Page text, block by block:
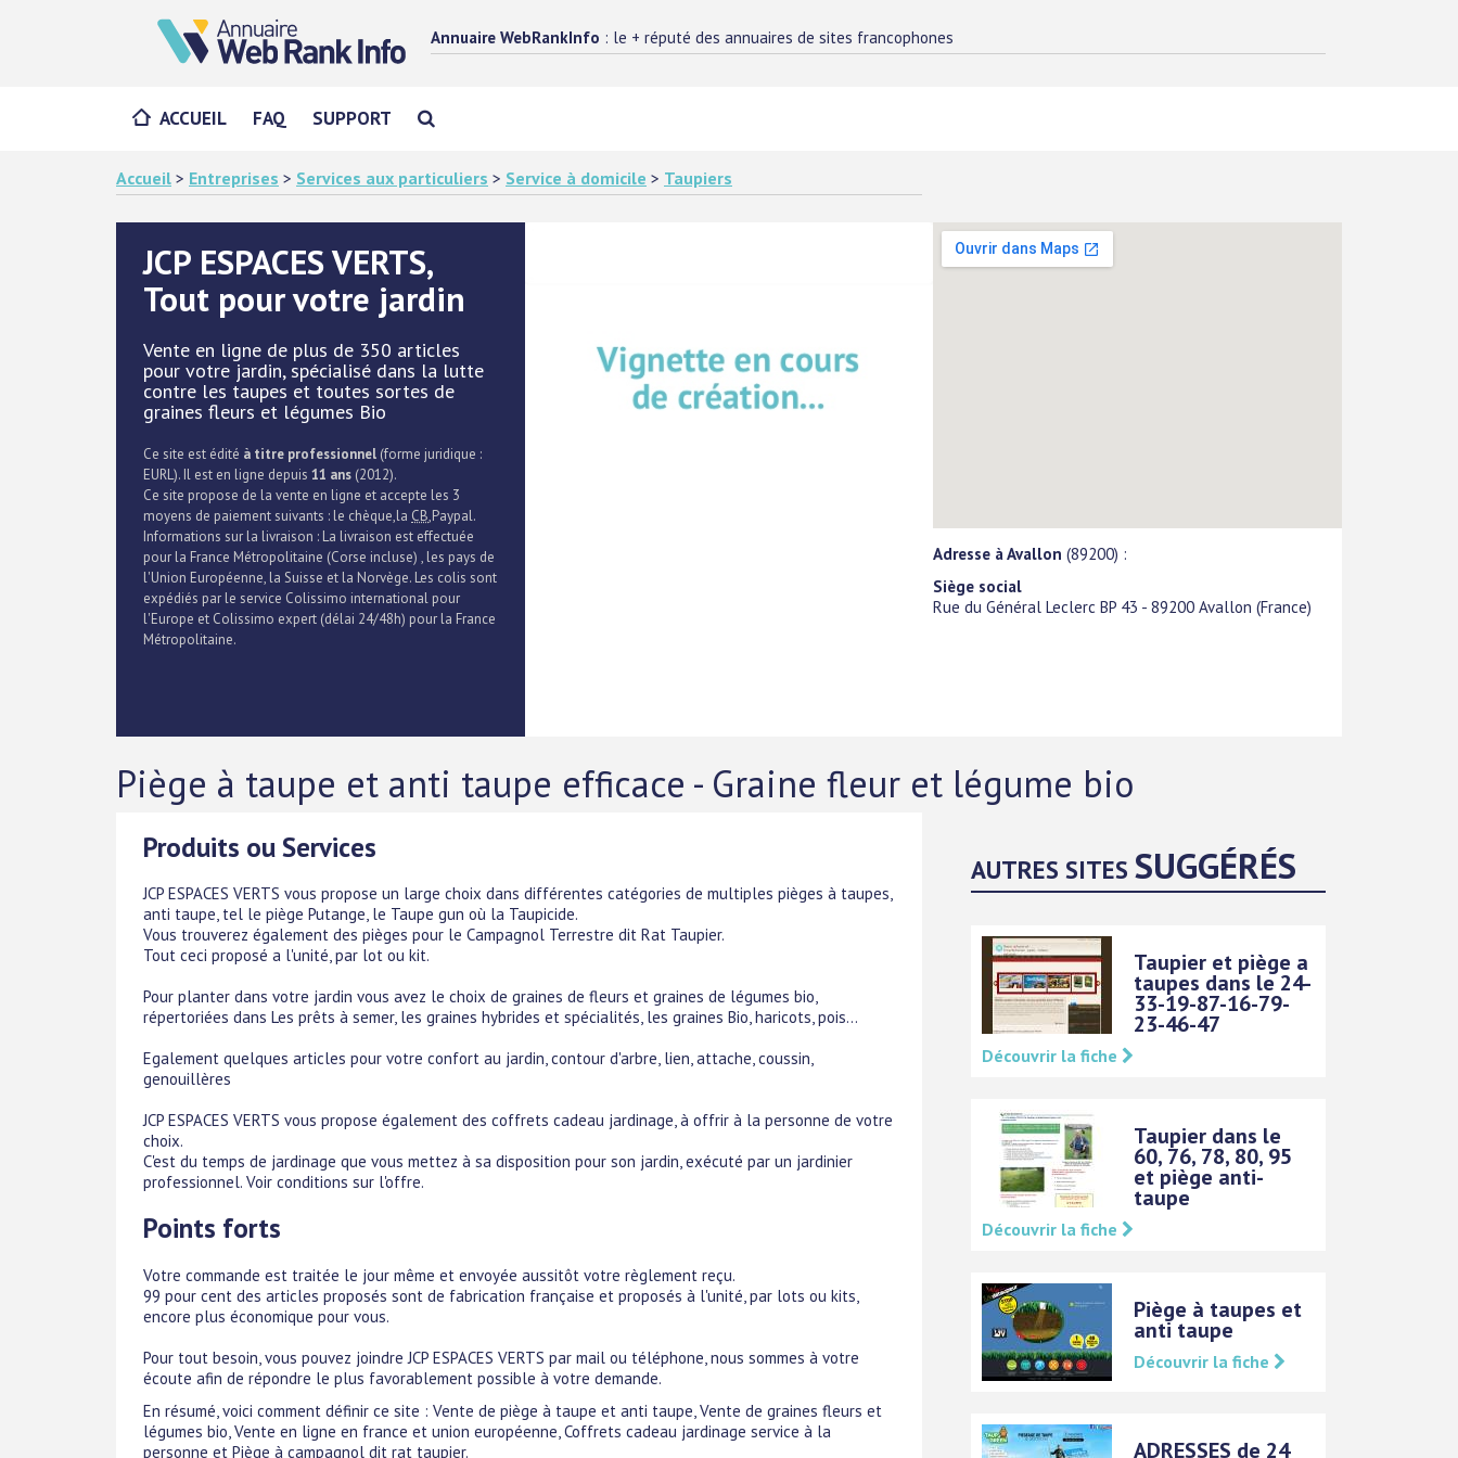
Annuaire WebRankInfo : le + réputé des annuaires de sites francophones
ACCUEIL FAQ SUPPORT
Accueil > Entreprises > Services aux particuliers > Service à domicile > Taupiers
JCP ESPACES VERTS,
Tout pour votre jardin
Vente en ligne de plus de 350 articles
pour votre jardin, spécialisé dans la lutte
contre les taupes et toutes sortes de
graines fleurs et légumes Bio
Ce site est édité à titre professionnel (forme juridique :
EURL). Il est en ligne depuis 11 ans (2012).
Ce site propose de la vente en ligne et accepte les 3
moyens de paiement suivants : le chèque,la CB,Paypal.
Informations sur la livraison : La livraison est effectuée
pour la France Métropolitaine (Corse incluse) , les pays de
l'Union Européenne, la Suisse et la Norvège. Les colis sont
expédiés par le service Colissimo international pour
l'Europe et Colissimo expert (délai 24/48h) pour la France
Métropolitaine.
Adresse à Avallon (89200) :
Siège social
Rue du Général Leclerc BP 43 -89200 Avallon (France)
Piège à taupe et anti taupe efficace - Graine fleur et légume bio
Produits ou Services
JCP ESPACES VERTS vous propose un large choix dans différentes catégories de multiples pièges à taupes,
anti taupe, tel le piège Putange, le Taupe gun où la Taupicide.
Vous trouverez également des pièges pour le Campagnol Terrestre dit Rat Taupier.
Tout ceci proposé a l'unité, par lot ou kit.
Pour planter dans votre jardin vous avez le choix de graines de fleurs et graines de légumes bio,
répertoriées dans Les prêts à semer, les graines hybrides et spécialités, les graines Bio, haricots, pois...
Egalement quelques articles pour votre confort au jardin, contour d'arbre, lien, attache, coussin,
genouillères
JCP ESPACES VERTS vous propose également des coffrets cadeau jardinage, à offrir à la personne de votre
choix.
C'est du temps de jardinage que vous mettez à sa disposition pour son jardin, exécuté par un jardinier
professionnel. Voir conditions sur l'offre.
Points forts
Votre commande est traitée le jour même et envoyée aussitôt votre règlement reçu.
99 pour cent des articles proposés sont de fabrication française et proposés à l'unité, par lots ou kits,
encore plus économique pour vous.
Pour tout besoin, vous pouvez joindre JCP ESPACES VERTS par mail ou téléphone, nous sommes à votre
écoute afin de répondre le plus favorablement possible à votre demande.
En résumé, voici comment définir ce site : Vente de piège à taupe et anti taupe, Vente de graines fleurs et
légumes bio, Vente en ligne en france et union européenne, Coffrets cadeau jardinage service à la
personne et Piège à campagnol dit rat taupier.
AUTRES SITESSUGGÉRÉS
Taupier et piège a
taupes dans le 24-
33-19-87-16-79-
23-46-47
Découvrir la fiche
Taupier dans le
60, 76, 78, 80, 95
et piège anti-
taupe
Découvrir la fiche
Piège à taupes et
anti taupe
Découvrir la fiche
ADRESSES de 24